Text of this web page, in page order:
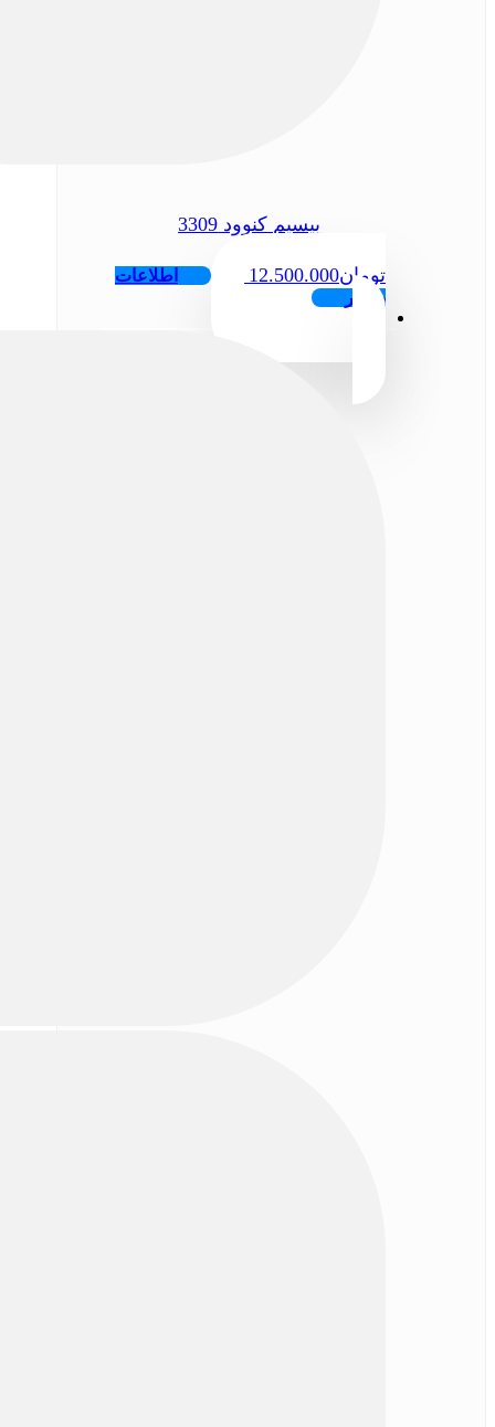
بیسیم کنوود 3309
تومان12.500.000
اطلاعات
بیشتر